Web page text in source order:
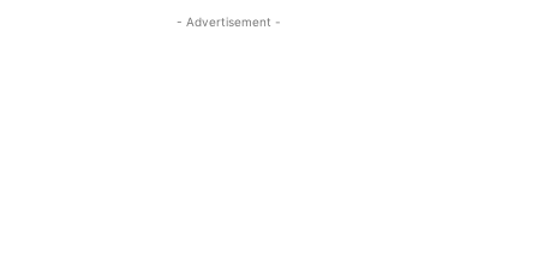
- Advertisement -